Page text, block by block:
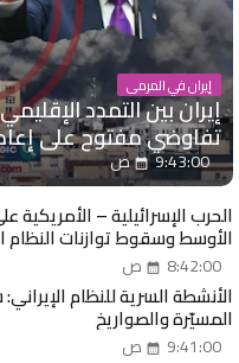
إيران في المرمى
إيران بين التمدد
تفاوضي مفتوح على
9:43:00 ص
الحرب الإسرائيلية –
الأوسط وسقوط توازنات النظام
العسكرية
8:42:00 ص
الأنشطة السرية للنظام
المسيّرة والصواريخ
9:41:00 ص